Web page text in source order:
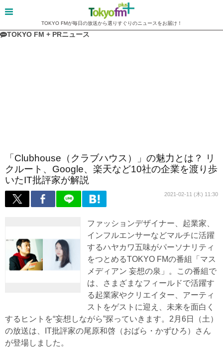
TOKYO FMが毎日の放送から選りすぐりのニュースをお届け！
TOKYO FM + PRニュース
「Clubhouse（クラブハウス）」の魅力とは？ リ
クルート、Google、楽天など10社の企業を渡り歩
いたIT批評家が解説
2021-02-11 (木) 11:30
ファッションデザイナー、起業家、
インフルエンサーなどマルチに活躍
するハヤカワ五味がパーソナリティ
をつとめるTOKYO FMの番組「マス
メディアン 妄想の泉」。この番組で
は、さまざまなフィールドで活躍す
る起業家やクリエイター、アーティ
ストをゲストに迎え、未来を面白く
するヒントを“妄想しながら”探っていきます。2月6日（土）
の放送は、IT批評家の尾原和啓（おばら・かずひろ）さん
が登場しました。